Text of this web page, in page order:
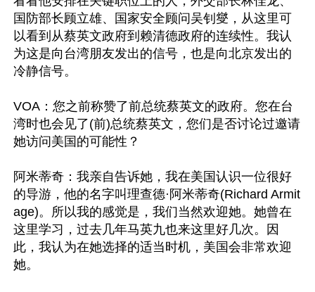
国防部长顾立雄、国家安全顾问吴钊燮，从这里可
以看到从蔡英文政府到赖清德政府的连续性。我认
为这是向台湾朋友发出的信号，也是向北京发出的
冷静信号。
VOA：您之前称赞了前总统蔡英文的政府。您在台
湾时也会见了(前)总统蔡英文，您们是否讨论过邀请
她访问美国的可能性？
阿米蒂奇：我亲自告诉她，我在美国认识一位很好
的导游，他的名字叫理查德·阿米蒂奇(Richard Armit
age)。所以我的感觉是，我们当然欢迎她。她曾在
这里学习，过去几年马英九也来这里好几次。因
此，我认为在她选择的适当时机，美国会非常欢迎
她。